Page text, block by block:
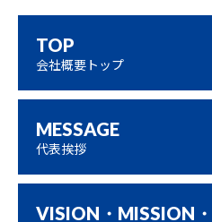
TOP
会社概要トップ
MESSAGE
代表挨拶
VISION・MISSION・